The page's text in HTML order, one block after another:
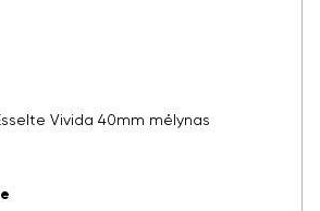
Vivida 40mm mėlynas